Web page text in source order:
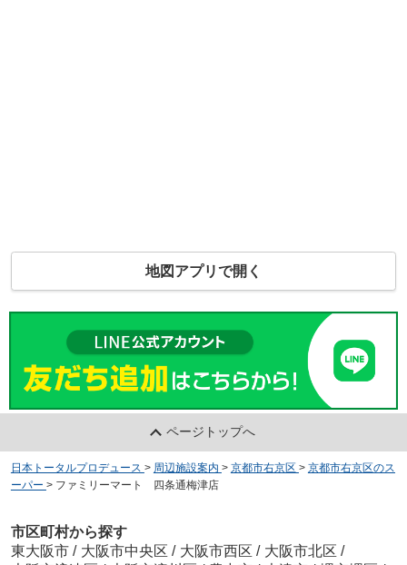
地図アプリで開く
ページトップへ
日本トータルプロデュース > 周辺施設案内 > 京都市右京区 > 京都市右京区のス
ーパー > ファミリーマート 四条通梅津店
市区町村から探す
東大阪市 / 大阪市中央区 / 大阪市西区 / 大阪市北区 /